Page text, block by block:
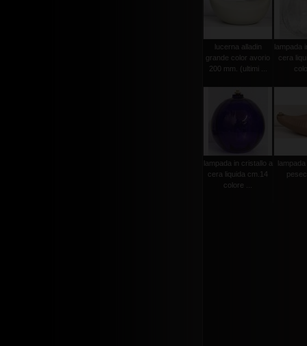
lucerna alladin
grande color avorio
200 mm. (ultimi ...
lampada
cera
lampada in cristallo a
cera liquida cm.14
colore ...